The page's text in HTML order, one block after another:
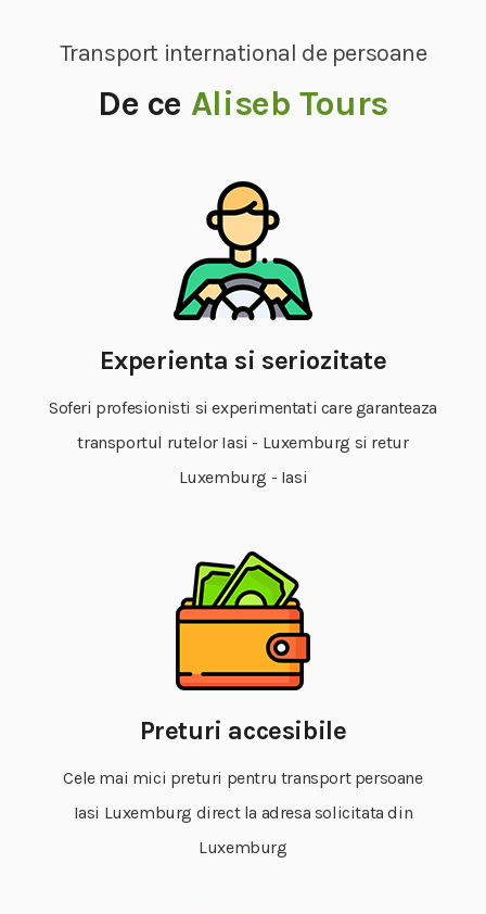
Transport international de persoane
De ce Aliseb Tours
Experienta si seriozitate
Soferi profesionisti si experimentati care garanteaza
transportul rutelor Iasi - Luxemburg si retur
Luxemburg - Iasi
Preturi accesibile
Cele mai mici preturi pentru transport persoane
Iasi Luxemburg direct la adresa solicitata din
Luxemburg